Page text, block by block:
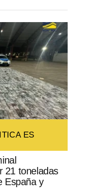
ES
21 toneladas
España y